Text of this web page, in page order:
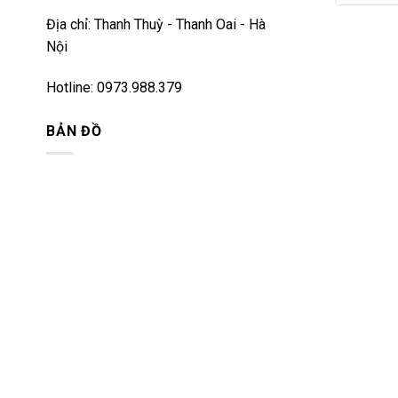
Địa chỉ: Thanh Thuỳ - Thanh Oai - Hà
Nội
Hotline: 0973.988.379
BẢN ĐỒ